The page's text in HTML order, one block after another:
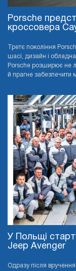
Porsche
кроссовера
Третє покоління
шасі, дизайн і
Porsche розширює не
й прагне забезпечити
У Польщі
Jeep Avenger
Одразу після